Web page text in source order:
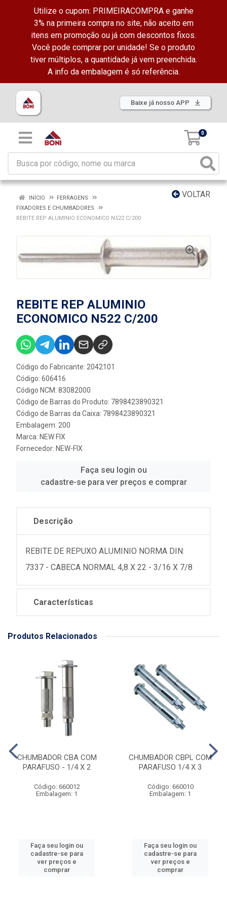
Utilize o cupom: PRIMEIRACOMPRA e ganhe
3% na primeira compra no site, não aceito em
itens em promoção ou já com descontos fixos.
Você pode comprar por unidade! Se o produto
tiver múltiplos, a quantidade já vem preenchida.
A info da embalagem é só referência.
Baixe já nosso APP
0
VOLTAR
INÍCIO
FERRAGENS
FIXADORES E CHUMBADORES
REBITE REP ALUMINIO ECONOMICO N522 C/200
REBITE REP ALUMINIO
ECONOMICO N522 C/200
Código do Fabricante: 2042101
Código: 606416
Código NCM: 83082000
Código de Barras do Produto: 7898423890321
Código de Barras da Caixa: 7898423890321
Embalagem: 200
Marca: NEW FIX
Fornecedor: NEW-FIX
Faça seu login ou
cadastre-se para ver preços e comprar
Descrição
REBITE DE REPUXO ALUMINIO NORMA DIN:
7337 - CABECA NORMAL 4,8 X 22 - 3/16 X 7/8
Características
Produtos Relacionados
CHUMBADOR CBA COM
PARAFUSO - 1/4 X 2
Código: 660012
Embalagem: 1
Faça seu login ou
cadastre-se para
ver preços e
comprar
CHUMBADOR CBPL COM
PARAFUSO 1/4 X 3
Código: 660010
Embalagem: 1
Faça seu login ou
cadastre-se para
ver preços e
comprar